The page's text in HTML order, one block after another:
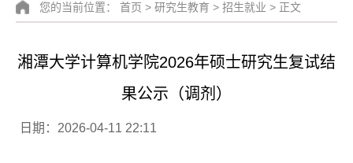
您的当前位置： 首页 > 研究生教育 > 招生就业 > 正文
湘潭大学计算机学院2026年硕士研究生复试结
果公示（调剂）
日期：2026-04-11 22:11